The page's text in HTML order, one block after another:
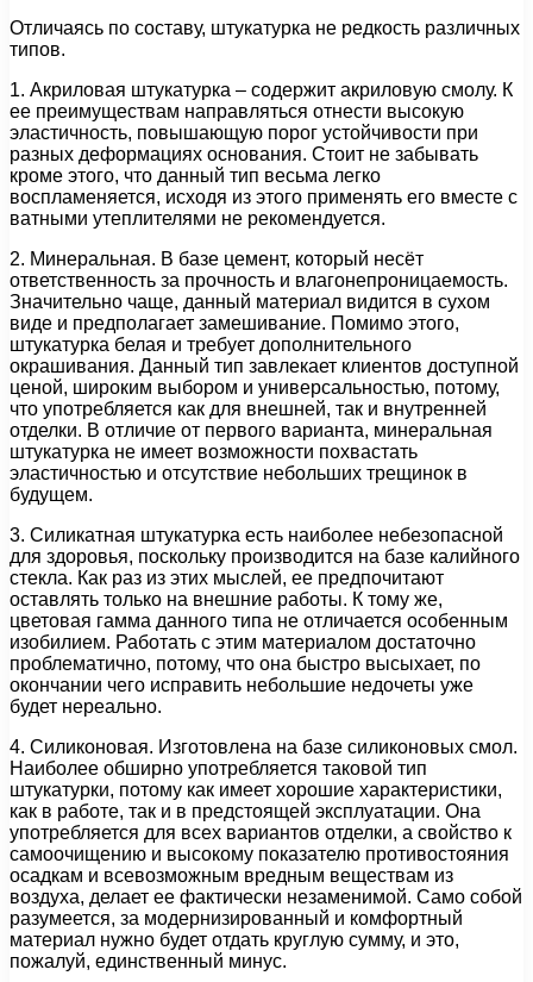
Отличаясь по составу, штукатурка не редкость различных
типов.
1. Акриловая штукатурка – содержит акриловую смолу. К
ее преимуществам направляться отнести высокую
эластичность, повышающую порог устойчивости при
разных деформациях основания. Стоит не забывать
кроме этого, что данный тип весьма легко
воспламеняется, исходя из этого применять его вместе с
ватными утеплителями не рекомендуется.
2. Минеральная. В базе цемент, который несёт
ответственность за прочность и влагонепроницаемость.
Значительно чаще, данный материал видится в сухом
виде и предполагает замешивание. Помимо этого,
штукатурка белая и требует дополнительного
окрашивания. Данный тип завлекает клиентов доступной
ценой, широким выбором и универсальностью, потому,
что употребляется как для внешней, так и внутренней
отделки. В отличие от первого варианта, минеральная
штукатурка не имеет возможности похвастать
эластичностью и отсутствие небольших трещинок в
будущем.
3. Силикатная штукатурка есть наиболее небезопасной
для здоровья, поскольку производится на базе калийного
стекла. Как раз из этих мыслей, ее предпочитают
оставлять только на внешние работы. К тому же,
цветовая гамма данного типа не отличается особенным
изобилием. Работать с этим материалом достаточно
проблематично, потому, что она быстро высыхает, по
окончании чего исправить небольшие недочеты уже
будет нереально.
4. Силиконовая. Изготовлена на базе силиконовых смол.
Наиболее обширно употребляется таковой тип
штукатурки, потому как имеет хорошие характеристики,
как в работе, так и в предстоящей эксплуатации. Она
употребляется для всех вариантов отделки, а свойство к
самоочищению и высокому показателю противостояния
осадкам и всевозможным вредным веществам из
воздуха, делает ее фактически незаменимой. Само собой
разумеется, за модернизированный и комфортный
материал нужно будет отдать круглую сумму, и это,
пожалуй, единственный минус.